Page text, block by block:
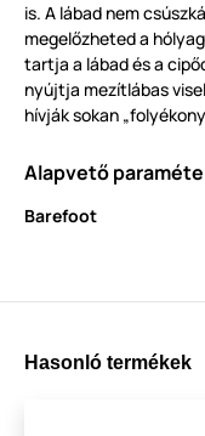
is. A lábad nem
megelőzheted a
tartja a lábad és a
nyújtja mezítlábas
hívják sokan
Alapvető
Barefoot
Hasonló termékek